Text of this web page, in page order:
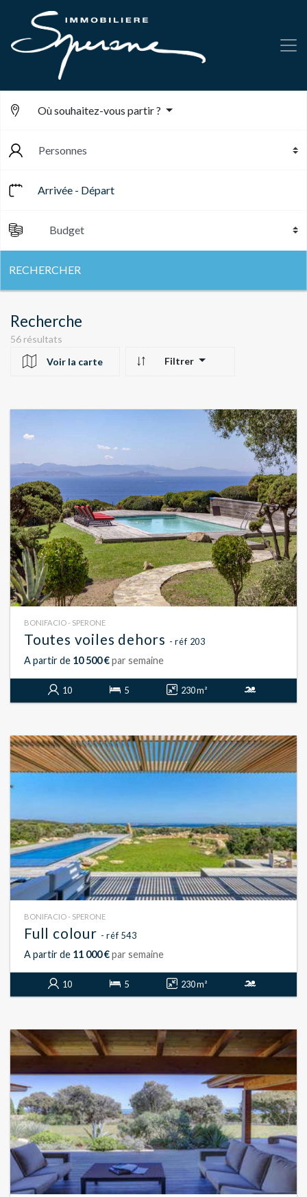
Où souhaitez-vous partir ?
Recherche
56 résultats
Voir la carte
Filtrer
BONIFACIO - SPERONE
Toutes voiles dehors - réf 203
A partir de 10 500 €par semaine
10 5 230 m²
BONIFACIO - SPERONE
Full colour - réf 543
A partir de 11 000 €par semaine
10 5 230 m²